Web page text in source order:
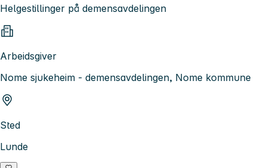
Helgestillinger på demensavdelingen
Arbeidsgiver
Nome sjukeheim - demensavdelingen, Nome kommune
Sted
Lunde